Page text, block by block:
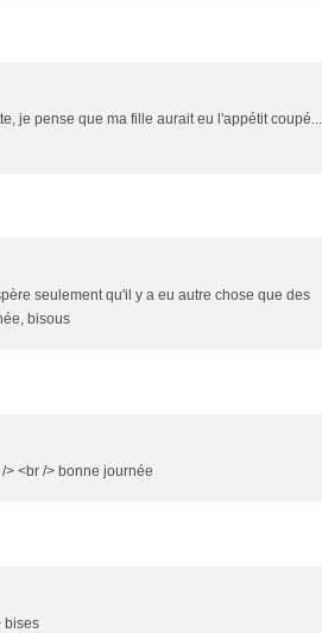
je pense que ma fille aurait eu l'appétit
seulement qu'il y a eu autre chose que des
bisous
> <br /> bonne journée
bises